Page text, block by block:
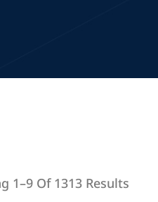
1–9 Of 1313 Results